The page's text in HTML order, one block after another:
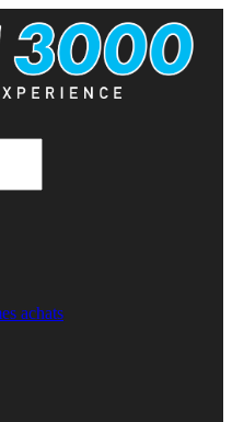
achats